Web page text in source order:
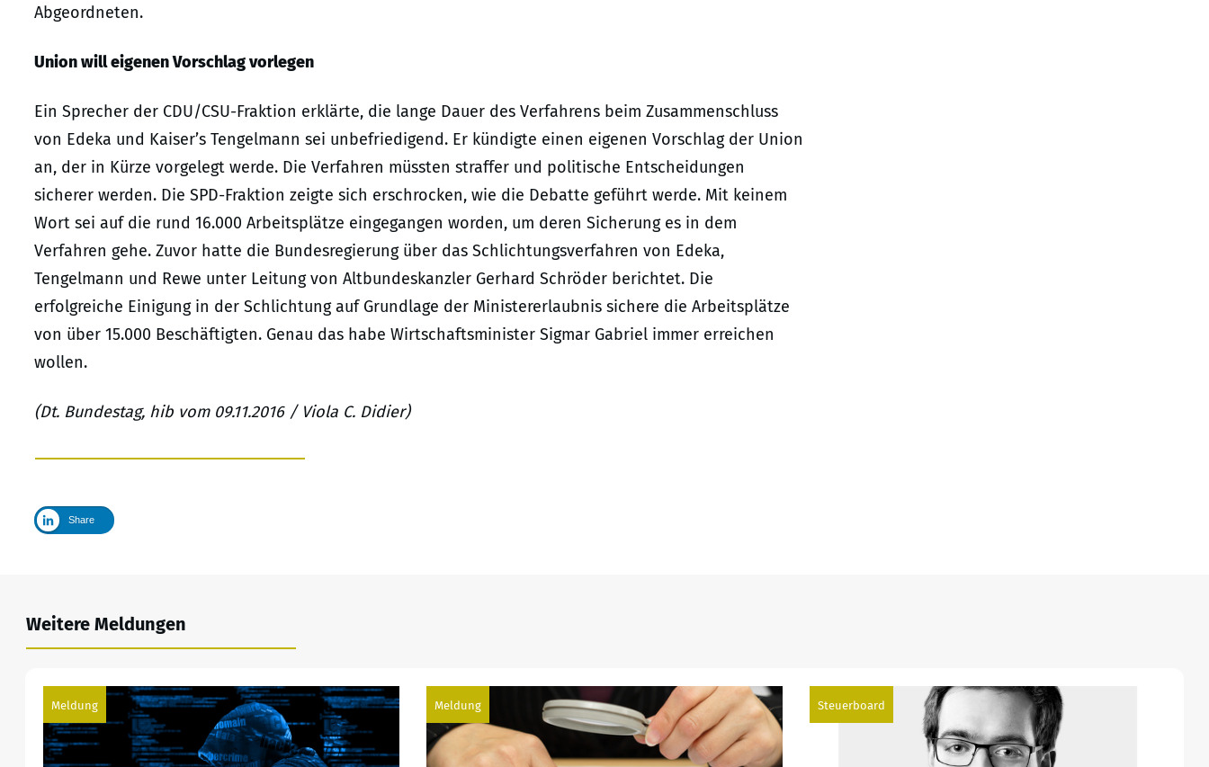
Abgeordneten.
Union will eigenen Vorschlag vorlegen
Ein Sprecher der CDU/CSU-Fraktion erklärte, die lange Dauer des Verfahrens beim Zusammenschluss
von Edeka und Kaiser’s Tengelmann sei unbefriedigend. Er kündigte einen eigenen Vorschlag der Union
an, der in Kürze vorgelegt werde. Die Verfahren müssten straffer und politische Entscheidungen
sicherer werden. Die SPD-Fraktion zeigte sich erschrocken, wie die Debatte geführt werde. Mit keinem
Wort sei auf die rund 16.000 Arbeitsplätze eingegangen worden, um deren Sicherung es in dem
Verfahren gehe. Zuvor hatte die Bundesregierung über das Schlichtungsverfahren von Edeka,
Tengelmann und Rewe unter Leitung von Altbundeskanzler Gerhard Schröder berichtet. Die
erfolgreiche Einigung in der Schlichtung auf Grundlage der Ministererlaubnis sichere die Arbeitsplätze
von über 15.000 Beschäftigten. Genau das habe Wirtschaftsminister Sigmar Gabriel immer erreichen
wollen.
(Dt. Bundestag, hib vom 09.11.2016 / Viola C. Didier)
Share
Weitere Meldungen
Meldung Meldung Steuerboard